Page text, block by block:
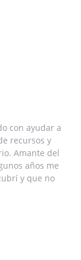
con ayudar a
recursos y
Amante del
años me
y que no